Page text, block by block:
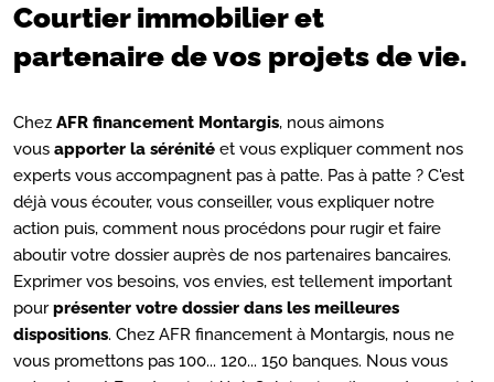
Courtier immobilier et
partenaire de vos projets de vie.
Chez AFR financement Montargis, nous aimons
vous apporter la sérénité et vous expliquer comment nos
experts vous accompagnent pas à patte. Pas à patte ? C'est
déjà vous écouter, vous conseiller, vous expliquer notre
action puis, comment nous procédons pour rugir et faire
aboutir votre dossier auprès de nos partenaires bancaires.
Exprimer vos besoins, vos envies, est tellement important
pourprésenter votre dossier dans les meilleures
dispositions. Chez AFR financement à Montargis, nous ne
vous promettons pas 100... 120... 150 banques. Nous vous